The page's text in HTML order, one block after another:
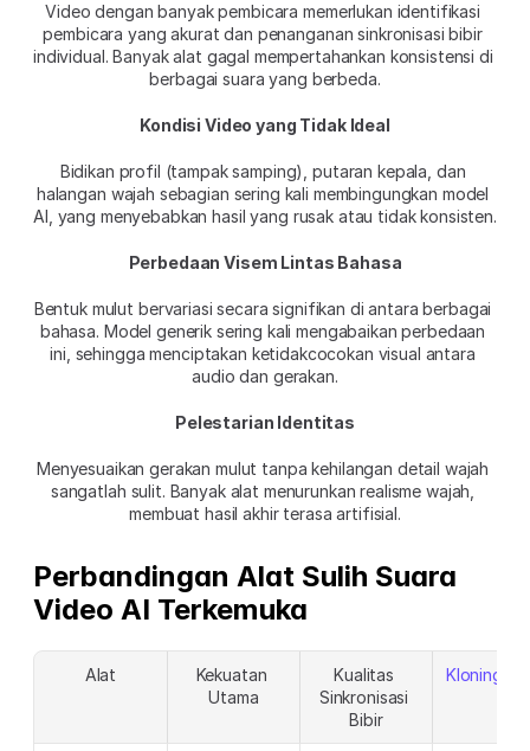
Video dengan banyak pembicara memerlukan identifikasi
pembicara yang akurat dan penanganan sinkronisasi bibir
individual. Banyak alat gagal mempertahankan konsistensi di
berbagai suara yang berbeda.
Kondisi Video yang Tidak Ideal
Bidikan profil (tampak samping), putaran kepala, dan
halangan wajah sebagian sering kali membingungkan model
AI, yang menyebabkan hasil yang rusak atau tidak konsisten.
Perbedaan Visem Lintas Bahasa
Bentuk mulut bervariasi secara signifikan di antara berbagai
bahasa. Model generik sering kali mengabaikan perbedaan
ini, sehingga menciptakan ketidakcocokan visual antara
audio dan gerakan.
Pelestarian Identitas
Menyesuaikan gerakan mulut tanpa kehilangan detail wajah
sangatlah sulit. Banyak alat menurunkan realisme wajah,
membuat hasil akhir terasa artifisial.
Perbandingan Alat Sulih Suara
Video AI Terkemuka
Alat
Kekuatan
Utama
Kualitas
Sinkronisasi
Bibir
Kloning